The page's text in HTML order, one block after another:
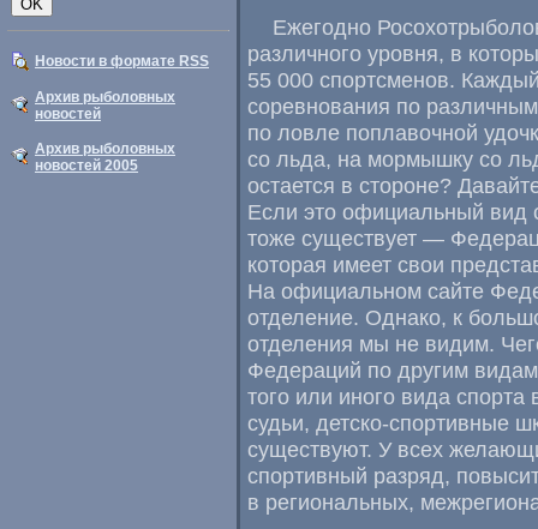
Новости в формате RSS
Архив рыболовных
новостей
Архив рыболовных
новостей 2005
Ежегодно
различного уровня, в
55 000 спортсменов.
соревнования по
по ловле поплавочной
со льда, на мормышку со
остается в стороне?
Если это официальный вид
тоже существует —
которая имеет свои
На официальном сайте
отделение. Однако, к
отделения мы не видим.
Федераций по другим
того или иного вида
судьи, детско-спортивные
существуют. У всех
спортивный разряд,
в региональных,